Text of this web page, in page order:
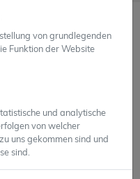
von grundlegenden
Funktion der Website
und analytische
von welcher
uns gekommen sind und
sind.
MONAT
Impfstoff